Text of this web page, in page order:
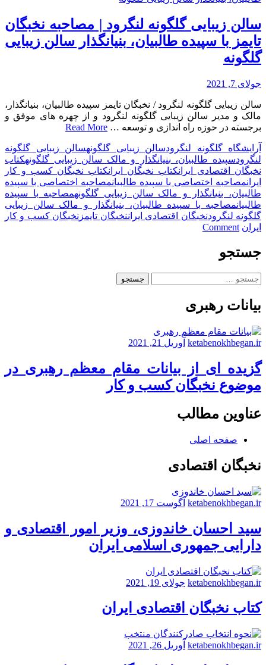
سالن زیبایی گلگونه لنگرود | مصاحبه نخبگان
تایمز با سپیده طالبیان، بنیانگذار سالن زیبایی
گلگونه
جولای 7, 2021
سالن زیبایی گلگونه لنگرود / نخبگان تایمز سپیده طالبیان، بنیانگذار،
مالک و مدیر سالن زیبایی گلگونه لنگرود و از چهره های موفق و
برجسته در حوزه راه اندازی و توسعه … Read More
آرایشگاه گلگونه لنگرودسالن زیبایی گلگونهسالن زیبایی گلگونه
لنگرودسپیده طالبیان، بنیانگذار و مالک سالن زیبایی گلگونهکتاب
نخبگان اقتصادی ایرانکتاب نخبگان ایرانکتاب نخبگان کسب و کار
ایرانمصاحبه اختصاصی با سپیده طالبیانمصاحبه اختصاصی با سپیده
طالبیان، بنیانگذار و مالک سالن زیبایی گلگونهمصاحبه با سپیده
طالبیانمصاحبه با سپیده طالبیان، بنیانگذار و مالک سالن زیبایی
گلگونه لنگرودنخبگان اقتصادی ایراننخبگان تایمز نخبگان کسب و کار
ایران Comment
on
لنگرود
نخبگان
تایمز
سپیده
طالبیان،
بنیانگذار
سالن
زیبایی
گلگونه
جستجو
جستجو
بیانات رهبری
ketabenokhbegan.ir آوریل 21, 2021
گزیده ای از بیانات مقام معظم رهبری در
موضوع نخبگان کسب و کار
عناوین مطالب
صفحه اصلی
نخبگان اقتصادی
ketabenokhbegan.ir آگوست 17, 2021
سید احسان خاندوزی، وزیر امور اقتصادی و
دارایی جمهوری اسلامی ایران
ketabenokhbegan.ir جولای 19, 2021
کتاب نخبگان اقتصادی ایران
ketabenokhbegan.ir آوریل 26, 2021